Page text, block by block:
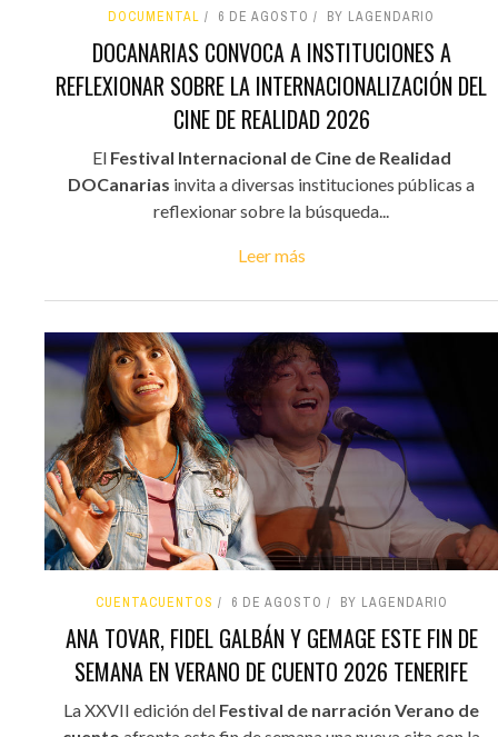
DOCUMENTAL 6 DE AGOSTO BY LAGENDARIO
DOCANARIAS CONVOCA A INSTITUCIONES A
REFLEXIONAR SOBRE LA INTERNACIONALIZACIÓN DEL
CINE DE REALIDAD 2026
El Festival Internacional de Cine de Realidad
DOCanarias invita a diversas instituciones públicas a
reflexionar sobre la búsqueda...
Leer más
CUENTACUENTOS 6 DE AGOSTO BY LAGENDARIO
ANA TOVAR, FIDEL GALBÁN Y GEMAGE ESTE FIN DE
SEMANA EN VERANO DE CUENTO 2026 TENERIFE
La XXVII edición del Festival de narración Verano de